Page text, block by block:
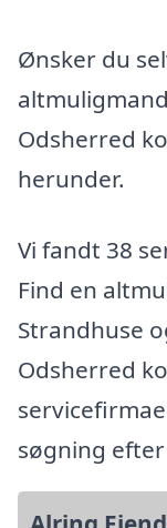
Ønsker du
Odsherred
herunder.
Vi fandt 38
Find en
Strandhuse
Odsherred
søgning